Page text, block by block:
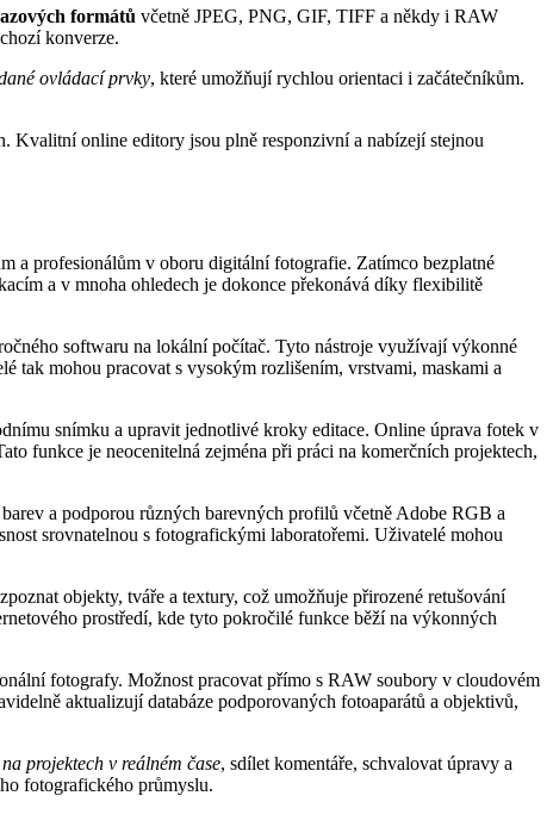
formátů včetně JPEG, PNG, GIF, TIFF a někdy i RAW
konverze.
ovládací prvky, které umožňují rychlou orientaci i začátečníkům.
Kvalitní online editory jsou plně responzivní a nabízejí stejnou
a profesionálům v oboru digitální fotografie. Zatímco bezplatné
a v mnoha ohledech je dokonce překonává díky flexibilitě
softwaru na lokální počítač. Tyto nástroje využívají výkonné
tak mohou pracovat s vysokým rozlišením, vrstvami, maskami a
snímku a upravit jednotlivé kroky editace. Online úprava fotek v
funkce je neocenitelná zejména při práci na komerčních projektech,
a podporou různých barevných profilů včetně Adobe RGB a
srovnatelnou s fotografickými laboratořemi. Uživatelé mohou
objekty, tváře a textury, což umožňuje přirozené retušování
prostředí, kde tyto pokročilé funkce běží na výkonných
fotografy. Možnost pracovat přímo s RAW soubory v cloudovém
aktualizují databáze podporovaných fotoaparátů a objektivů,
projektech v reálném čase, sdílet komentáře, schvalovat úpravy a
fotografického průmyslu.